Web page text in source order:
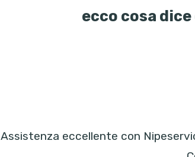
ecco cosa
Assistenza eccellente con